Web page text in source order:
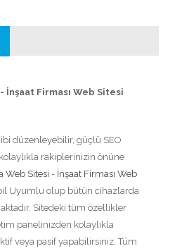
İnşaat Firması Web Sitesi
düzenleyebilir, güçlü SEO
rakiplerinizin önüne
Web Sitesi - İnşaat Firması Web
Uyumlu olup bütün cihazlarda
Sitedeki tüm özellikler
panelinizden kolaylıkla
veya pasif yapabilirsiniz. Tüm